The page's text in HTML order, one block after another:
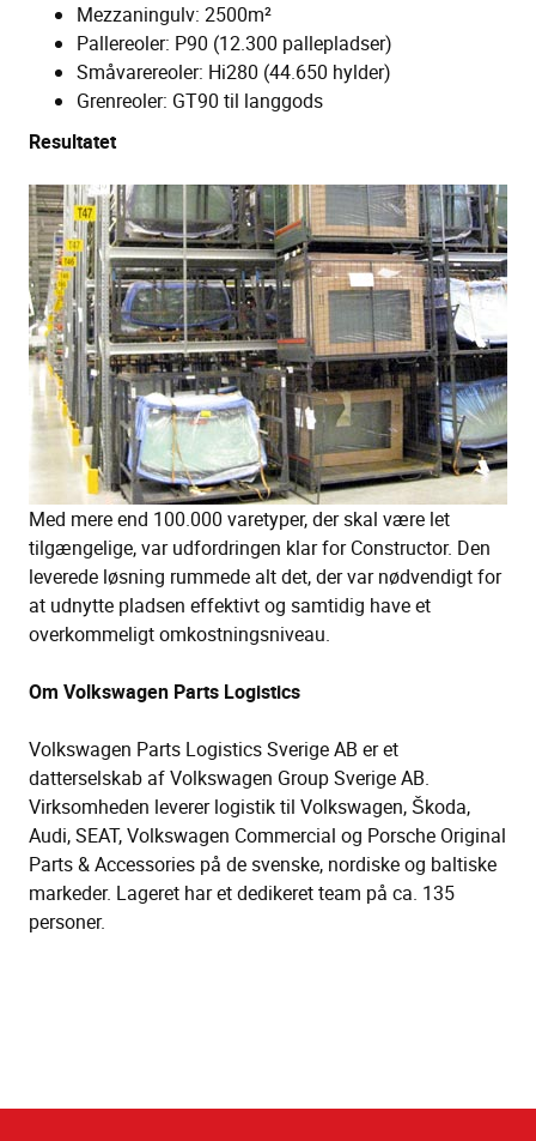
Mezzaningulv: 2500m²
Pallereoler: P90 (12.300 pallepladser)
Småvarereoler: Hi280 (44.650 hylder)
Grenreoler: GT90 til langgods
Resultatet
Med mere end 100.000 varetyper, der skal være let
tilgængelige, var udfordringen klar for Constructor. Den
leverede løsning rummede alt det, der var nødvendigt for
at udnytte pladsen effektivt og samtidig have et
overkommeligt omkostningsniveau.
Om Volkswagen Parts Logistics
Volkswagen Parts Logistics Sverige AB er et
datterselskab af Volkswagen Group Sverige AB.
Virksomheden leverer logistik til Volkswagen, Škoda,
Audi, SEAT, Volkswagen Commercial og Porsche Original
Parts & Accessories på de svenske, nordiske og baltiske
markeder. Lageret har et dedikeret team på ca. 135
personer.